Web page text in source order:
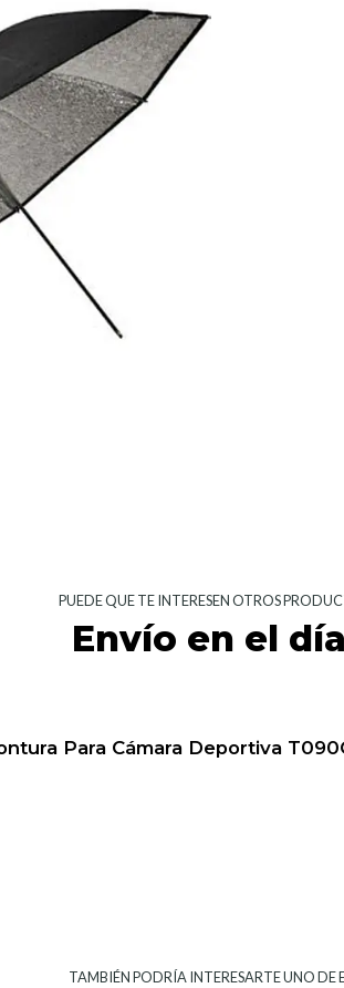
PUEDE QUE TE INTERESEN OTROS
Envío en el
Para Cámara Deportiva
TAMBIÉN PODRÍA INTERESARTE UNO DE